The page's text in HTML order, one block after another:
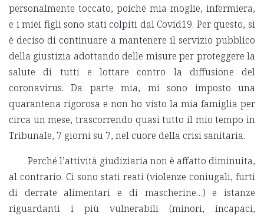
personalmente toccato, poiché mia moglie, infermiera,
e i miei figli sono stati colpiti dal Covid19. Per questo, si
è deciso di continuare a mantenere il servizio pubblico
della giustizia adottando delle misure per proteggere la
salute di tutti e lottare contro la diffusione del
coronavirus. Da parte mia, mi sono imposto una
quarantena rigorosa e non ho visto la mia famiglia per
circa un mese, trascorrendo quasi tutto il mio tempo in
Tribunale, 7 giorni su 7, nel cuore della crisi sanitaria.
Perché l’attività giudiziaria non è affatto diminuita,
al contrario. Ci sono stati reati (violenze coniugali, furti
di derrate alimentari e di mascherine…) e istanze
riguardanti i più vulnerabili (minori, incapaci,